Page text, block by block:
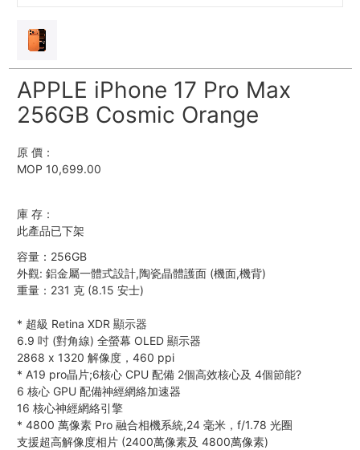
APPLE iPhone 17 Pro Max
256GB Cosmic Orange
原 價：
MOP 10,699.00
庫 存：
此產品已下架
容量：256GB
外觀: 鋁金屬一體式設計,陶瓷晶體護面 (機面,機背)
重量：231 克 (8.15 安士)
* 超級 Retina XDR 顯示器
6.9 吋 (對角線) 全螢幕 OLED 顯示器
2868 x 1320 解像度，460 ppi
* A19 pro晶片;6核心 CPU 配備 2個高效核心及 4個節能?
6 核心 GPU 配備神經網絡加速器
16 核心神經網絡引擎
* 4800 萬像素 Pro 融合相機系統,24 毫米，f/1.78 光圈
支援超高解像度相片 (2400萬像素及 4800萬像素)